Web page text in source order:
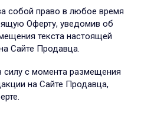
собой право в любое время
Оферту, уведомив об
текста настоящей
Сайте Продавца.
силу с момента размещения
на Сайте Продавца,